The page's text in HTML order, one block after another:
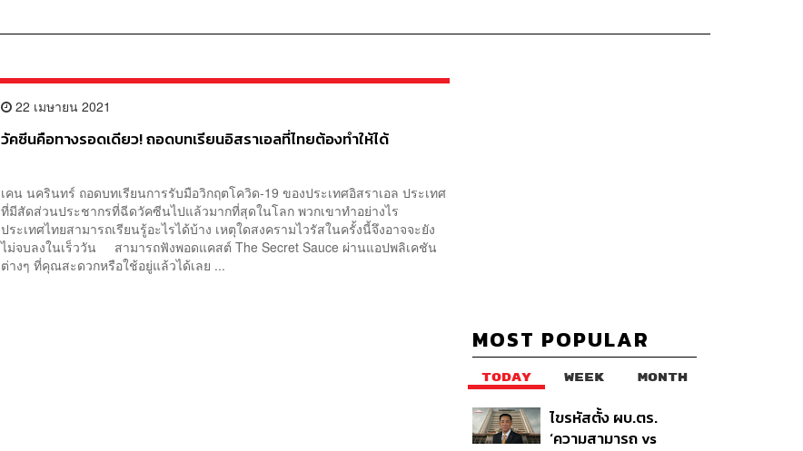
22 เมษายน 2021
วัคซีนคือทางรอดเดียว! ถอดบทเรียนอิสราเอลที่ไทยต้องทำให้ได้
เคน นครินทร์ ถอดบทเรียนการรับมือวิกฤตโควิด-19 ของประเทศอิสราเอล ประเทศ
ที่มีสัดส่วนประชากรที่ฉีดวัคซีนไปแล้วมากที่สุดในโลก พวกเขาทำอย่างไร
ประเทศไทยสามารถเรียนรู้อะไรได้บ้าง เหตุใดสงครามไวรัสในครั้งนี้จึงอาจจะยัง
ไม่จบลงในเร็ววัน สามารถฟังพอดแคสต์ The Secret Sauce ผ่านแอปพลิเคชัน
ต่างๆ ที่คุณสะดวกหรือใช้อยู่แล้วได้เลย ...
MOST POPULAR
TODAY WEEK MONTH
ไขรหัสตั้ง ผบ.ตร.
‘ความสามารถ vs